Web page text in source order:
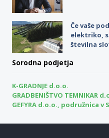
Če vaše
elektriko,
številna
Sorodna podjetja
K-GRADNJE d.o.o.
GRADBENIŠTVO TEMNIKAR
GEFYRA d.o.o., podružnica v